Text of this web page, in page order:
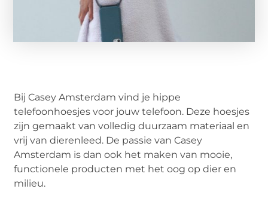
Bij Casey Amsterdam vind je hippe
telefoonhoesjes voor jouw telefoon. Deze hoesjes
zijn gemaakt van volledig duurzaam materiaal en
vrij van dierenleed. De passie van Casey
Amsterdam is dan ook het maken van mooie,
functionele producten met het oog op dier en
milieu.